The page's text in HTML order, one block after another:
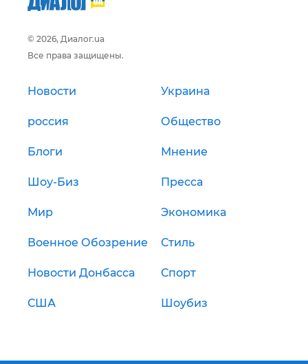
© 2026, Диалог.ua
Все права защищены.
Новости Украина
россия Общество
Блоги Мнение
Шоу-Биз Пресса
Мир Экономика
Военное Обозрение Стиль
Новости Донбасса Спорт
США Шоубиз